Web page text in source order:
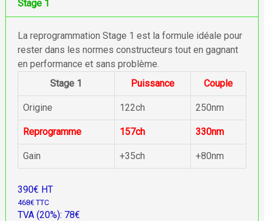
Stage 1
La reprogrammation Stage 1 est la formule idéale pour
rester dans les normes constructeurs tout en gagnant
en performance et sans problème.
Stage 1
Puissance Couple
Origine 122ch 250nm
Reprogramme 157ch 330nm
Gain +35ch +80nm
390€ HT
468€ TTC
TVA (20%): 78€